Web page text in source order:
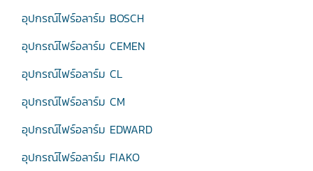
อุปกรณ์ไฟร์อลาร์ม BOSCH
อุปกรณ์ไฟร์อลาร์ม CEMEN
อุปกรณ์ไฟร์อลาร์ม CL
อุปกรณ์ไฟร์อลาร์ม CM
อุปกรณ์ไฟร์อลาร์ม EDWARD
อุปกรณ์ไฟร์อลาร์ม FIAKO